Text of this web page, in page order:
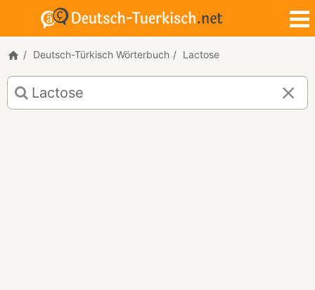
Deutsch-Türkisch Wörterbuch Lactose
Deutsch-
Türkisch
Übersetzung